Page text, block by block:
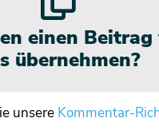
einen Beitrag
übernehmen?
unsere Kommentar-